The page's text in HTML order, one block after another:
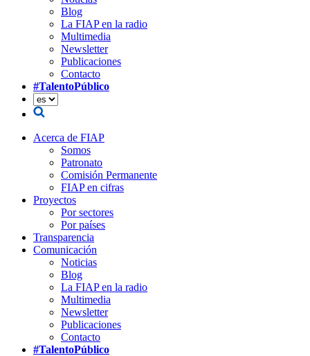
Blog
La FIAP en la radio
Multimedia
Newsletter
Publicaciones
Contacto
#TalentoPúblico
Acerca de FIAP
Somos
Patronato
Comisión Permanente
FIAP en cifras
Proyectos
Por sectores
Por países
Transparencia
Comunicación
Noticias
Blog
La FIAP en la radio
Multimedia
Newsletter
Publicaciones
Contacto
#TalentoPúblico